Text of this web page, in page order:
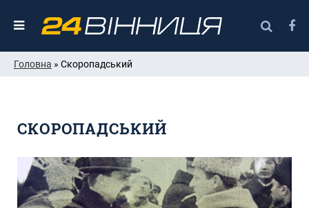
Головна » Скоропадський
СКОРОПАДСЬКИЙ